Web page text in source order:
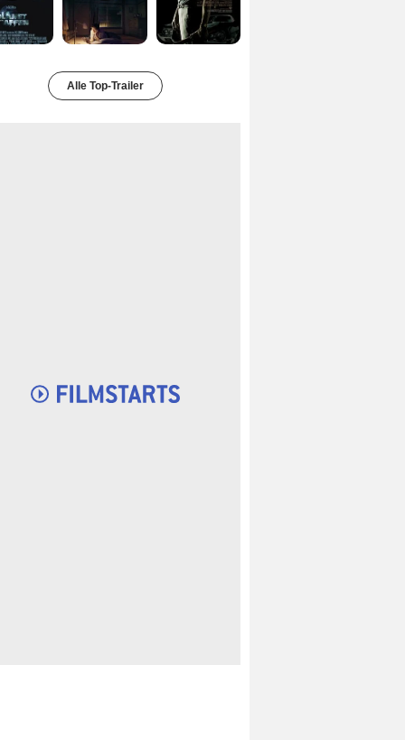
Alle Top-Trailer